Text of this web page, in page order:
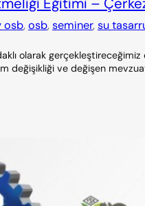
osb, osb, seminer, su
olarak
değişikliği ve değişen